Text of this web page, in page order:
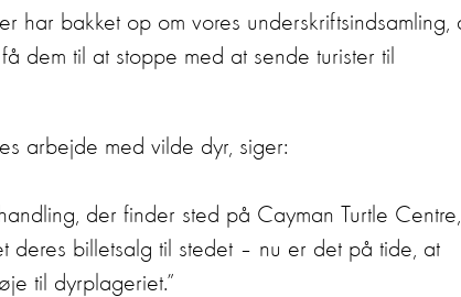
bakket op om vores underskriftsindsamling,
dem til at stoppe med at sende turister til
arbejde med vilde dyr, siger:
der finder sted på Cayman Turtle Centre,
deres billetsalg til stedet – nu er det på tide, at
til dyrplageriet.”